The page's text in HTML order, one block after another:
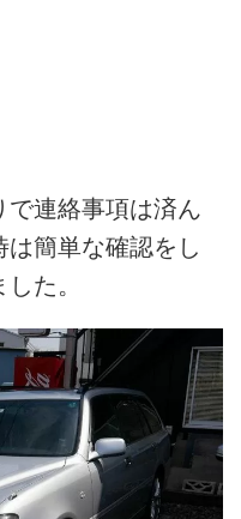
で連絡事項は済ん
簡単な確認をし
た。